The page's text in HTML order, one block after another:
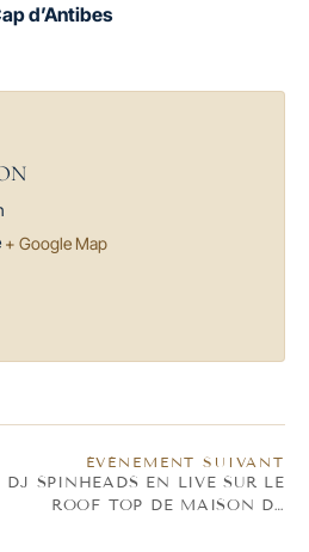
d’Antibes
+ Google Map
ÉVÈNEMENT SUIVANT
DJ SPINHEADS EN LIVE SUR LE
ROOF TOP DE MAISON DE